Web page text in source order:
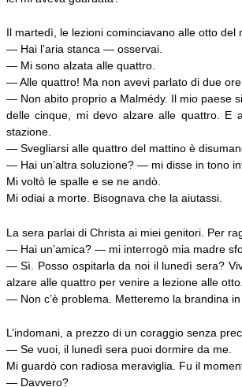
Il martedì, le lezioni cominciavano alle otto
— Hai l’aria stanca — osservai.
— Mi sono alzata alle quattro.
— Alle quattro! Ma non avevi parlato di due
— Non abito proprio a Malmédy. Il mio paese
delle cinque, mi devo alzare alle quattro. E
stazione.
— Svegliarsi alle quattro del mattino è
— Hai un’altra soluzione? — mi disse in tono
Mi voltò le spalle e se ne andò.
Mi odiai a morte. Bisognava che la aiutassi.
La sera parlai di Christa ai miei genitori. Per
— Hai un’amica? — mi interrogò mia madre
— Sì. Posso ospitarla da noi il lunedì sera?
alzare alle quattro per venire a lezione alle otto.
— Non c’è problema. Metteremo la brandina in
L’indomani, a prezzo di un coraggio senza
— Se vuoi, il lunedì sera puoi dormire da me.
Mi guardò con radiosa meraviglia. Fu il
— Davvero?